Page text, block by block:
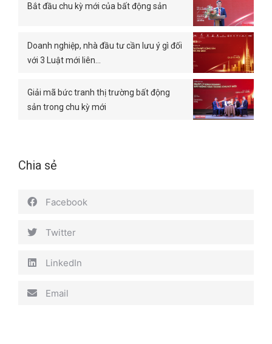
Bắt đầu chu kỳ mới của bất động sản
Doanh nghiệp, nhà đầu tư cần lưu ý gì đối
với 3 Luật mới liên…
Giải mã bức tranh thị trường bất động
sản trong chu kỳ mới
Chia sẻ
Facebook
Twitter
LinkedIn
Email